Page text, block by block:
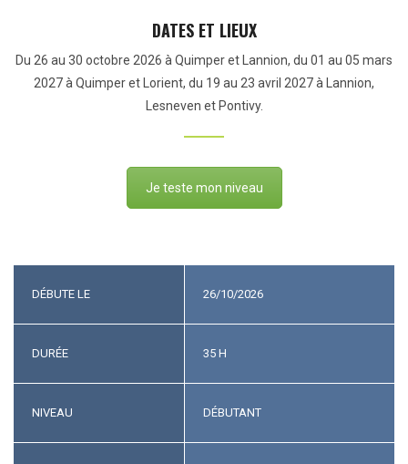
DATES ET LIEUX
Du 26 au 30 octobre 2026 à Quimper et Lannion, du 01 au 05 mars
2027 à Quimper et Lorient, du 19 au 23 avril 2027 à Lannion,
Lesneven et Pontivy.
Je teste mon niveau
DÉBUTE LE 26/10/2026
DURÉE 35 H
NIVEAU DÉBUTANT